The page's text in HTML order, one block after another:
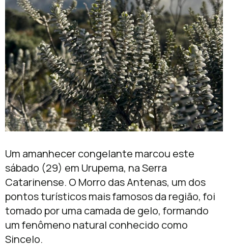
Um amanhecer congelante marcou este
sábado (29) em Urupema, na Serra
Catarinense. O Morro das Antenas, um dos
pontos turísticos mais famosos da região, foi
tomado por uma camada de gelo, formando
um fenômeno natural conhecido como
Sincelo.